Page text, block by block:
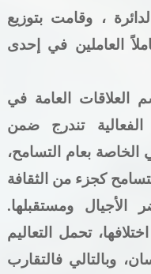
، وقامت بتوزيع
العاملين في إحدى
العامة في
تندرج ضمن
بعام التسامح،
كجزء من الثقافة
الأجيال ومستقبلها.
تحمل التعاليم
وبالتالي فالتقارب